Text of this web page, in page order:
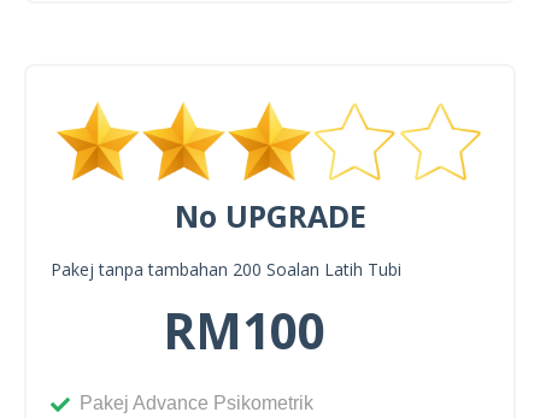
No UPGRADE
Pakej tanpa tambahan 200 Soalan Latih Tubi
RM100
Pakej Advance Psikometrik